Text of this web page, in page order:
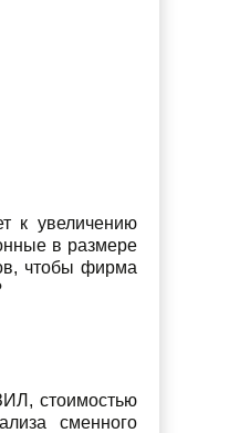
к увеличению
в размере
чтобы фирма
стоимостью
сменного